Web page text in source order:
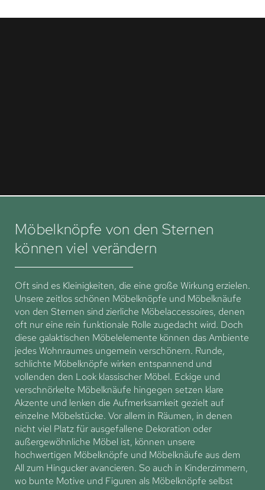
Möbelknöpfe von den Sternen
können viel verändern
Oft sind es Kleinigkeiten, die eine große Wirkung erzielen.
Unsere zeitlos schönen Möbelknöpfe und Möbelknäufe
von den Sternen sind zierliche Möbelaccessoires, denen
oft nur eine rein funktionale Rolle zugedacht wird. Doch
diese galaktischen Möbelelemente können das Ambiente
jedes Wohnraumes ungemein verschönern. Runde,
schlichte Möbelknöpfe wirken entspannend und
vollenden den Look klassischer Möbel. Eckige und
verschnörkelte Möbelknäufe hingegen setzen klare
Akzente und lenken die Aufmerksamkeit gezielt auf
einzelne Möbelstücke. Vor allem in Räumen, in denen
nicht viel Platz für ausgefallene Dekoration oder
außergewöhnliche Möbel ist, können unsere
hochwertigen Möbelknöpfe und Möbelknäufe aus dem
All zum Hingucker avancieren. So auch in Kinderzimmern,
wo bunte Motive und Figuren als Möbelknöpfe selbst